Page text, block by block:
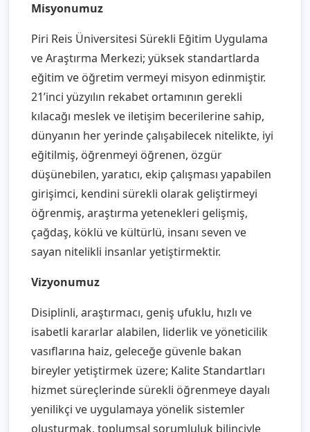
Misyonumuz
Piri Reis Üniversitesi Sürekli Eğitim Uygulama
ve Araştırma Merkezi; yüksek standartlarda
eğitim ve öğretim vermeyi misyon edinmiştir.
21’inci yüzyılın rekabet ortamının gerekli
kılacağı meslek ve iletişim becerilerine sahip,
dünyanın her yerinde çalışabilecek nitelikte, iyi
eğitilmiş, öğrenmeyi öğrenen, özgür
düşünebilen, yaratıcı, ekip çalışması yapabilen
girişimci, kendini sürekli olarak geliştirmeyi
öğrenmiş, araştırma yetenekleri gelişmiş,
çağdaş, köklü ve kültürlü, insanı seven ve
sayan nitelikli insanlar yetiştirmektir.
Vizyonumuz
Disiplinli, araştırmacı, geniş ufuklu, hızlı ve
isabetli kararlar alabilen, liderlik ve yöneticilik
vasıflarına haiz, geleceğe güvenle bakan
bireyler yetiştirmek üzere; Kalite Standartları
hizmet süreçlerinde sürekli öğrenmeye dayalı
yenilikçi ve uygulamaya yönelik sistemler
oluşturmak, toplumsal sorumluluk bilinciyle